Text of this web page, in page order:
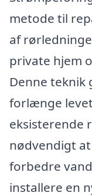
metode til
af
private hjem
Denne teknik
forlænge
eksisterende
nødvendigt
forbedre
installere en